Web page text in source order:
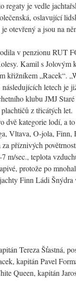
regaty je vedle
oslavující
otevřený a jsou na
v penzionu RUT
Kamil s Jolovým
křižníkem „Racek“.
letech je
klubu JMJ
z třicátých let.
dvě kategorie lodí, a
Vltava, O-jola, Finn,
za příznivých
m/sec., teplota
protože po
Finn Ládi
Tereza Šťastná,
kapitán Pavel
Queen, kapitán